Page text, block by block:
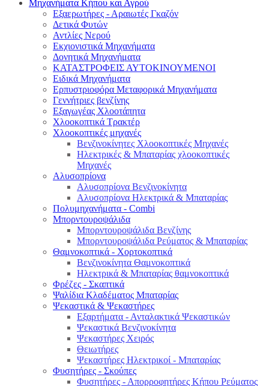
Μηχανήματα Κήπου και Αγρού
Εξαερωτήρες - Αραιωτές Γκαζόν
Δετικά Φυτών
Αντλίες Νερού
Εκχιονιστικά Μηχανήματα
Δονητικά Μηχανήματα
ΚΑΤΑΣΤΡΟΦΕΙΣ ΑΥΤΟΚΙΝΟΥΜΕΝΟΙ
Ειδικά Μηχανήματα
Eρπυστριοφόρα Μεταφορικά Μηχανήματα
Γεννήτριες βενζίνης
Εξαγωγέας Χλοοτάπητα
Χλοοκοπτικά Τρακτέρ
Χλοοκοπτικές μηχανές
Βενζινοκίνητες Χλοοκοπτικές Μηχανές
Ηλεκτρικές & Μπαταρίας χλοοκοπτικές
Μηχανές
Αλυσοπρίονα
Αλυσοπρίονα Βενζινοκίνητα
Αλυσοπρίονα Ηλεκτρικά & Μπαταρίας
Πολυμηχανήματα - Combi
Μπορντουροψάλιδα
Μπορντουροψάλιδα Βενζίνης
Μπορντουροψάλιδα Ρεύματος & Μπαταρίας
Θαμνοκοπτικά - Χορτοκοπτικά
Βενζινοκίνητα Θαμνοκοπτικά
Ηλεκτρικά & Μπαταρίας θαμνοκοπτικά
Φρέζες - Σκαπτικά
Ψαλίδια Κλαδέματος Μπαταρίας
Ψεκαστικά & Ψεκαστήρες
Εξαρτήματα - Ανταλακτικά Ψεκαστικών
Ψεκαστικά Βενζινοκίνητα
Ψεκαστήρες Χειρός
Θειωτήρες
Ψεκαστήρες Ηλεκτρικοί - Μπαταρίας
Φυσητήρες - Σκούπες
Φυσητήρες - Απορροφητήρες Κήπου Ρεύματος